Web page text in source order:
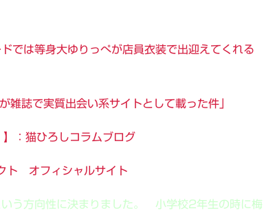
では等身大ゆりっぺが店員衣装で出迎えてくれる
誌で実質出会い系サイトとして載った件」
】：猫ひろしコラムブログ
ト オフィシャルサイト
う方向性に決まりました。 小学校2年生の時に梅